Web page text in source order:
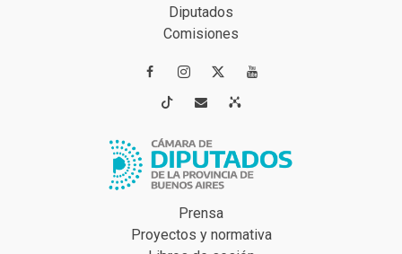
Diputados
Comisiones
 
 
Prensa
Proyectos y normativa